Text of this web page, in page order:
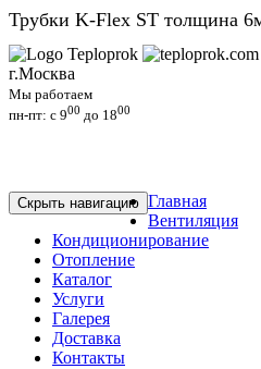
Трубки K-Flex ST толщина
г.Москва
Мы работаем
пн-пт: c 900 до 1800
Скрыть навигацию Главная
Вентиляция
Кондиционирование
Отопление
Каталог
Услуги
Галерея
Доставка
Контакты